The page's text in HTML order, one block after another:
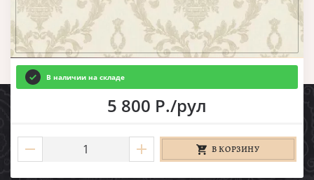
В наличии на складе
5 800 Р./рул
В КОРЗИНУ